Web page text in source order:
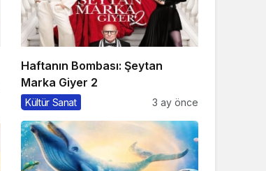
Haftanın Bombası: Şeytan
Marka Giyer 2
Kültür Sanat 3 ay önce